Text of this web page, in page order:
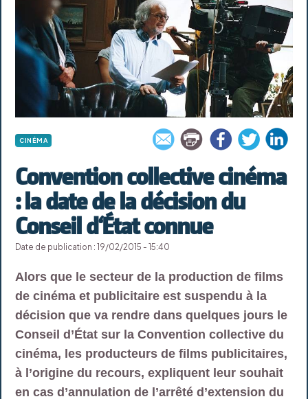
CINÉMA
Convention collective cinéma
: la date de la décision du
Conseil d‘État connue
Date de publication : 19/02/2015 - 15:40
Alors que le secteur de la production de films
de cinéma et publicitaire est suspendu à la
décision que va rendre dans quelques jours le
Conseil d’État sur la Convention collective du
cinéma, les producteurs de films publicitaires,
à l’origine du recours, expliquent leur souhait
en cas d’annulation de l’arrêté d’extension du